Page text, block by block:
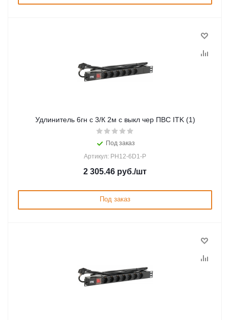
Удлинитель 6гн с 3/К 2м с выкл чер ПВС ITK (1)
Под заказ
Артикул: PH12-6D1-P
2 305.46 руб./шт
Под заказ